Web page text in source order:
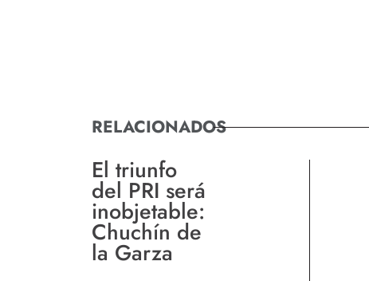
RELACIONADOS
El triunfo
del PRI será
inobjetable:
Chuchín de
la Garza